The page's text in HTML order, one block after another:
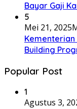
Bayar Gaji
5
Mei 21, 2025
Kementerian
Building
Popular Post
1
Agustus 3,